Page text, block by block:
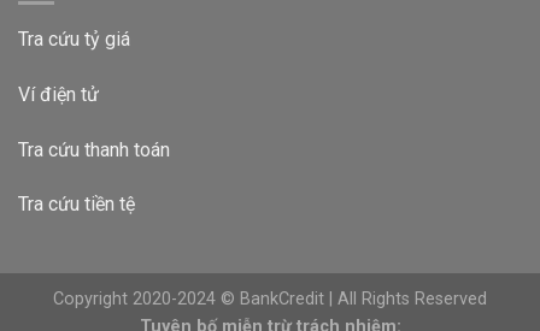
Tra cứu tỷ giá
Ví điện tử
Tra cứu thanh toán
Tra cứu tiền tệ
Copyright 2020-2024 © BankCredit | All Rights Reserved